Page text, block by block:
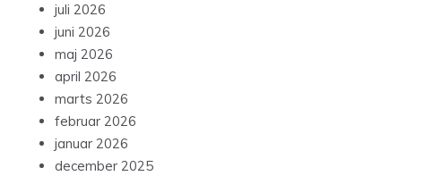
juli 2026
juni 2026
maj 2026
april 2026
marts 2026
februar 2026
januar 2026
december 2025